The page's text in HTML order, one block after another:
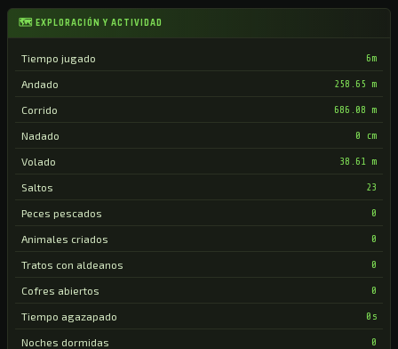
🗺 EXPLORACIÓN Y ACTIVIDAD
Tiempo jugado 6m
Andado 258.65 m
Corrido 686.08 m
Nadado 0 cm
Volado 38.61 m
Saltos 23
Peces pescados 0
Animales criados 0
Tratos con aldeanos 0
Cofres abiertos 0
Tiempo agazapado 0s
Noches dormidas 0